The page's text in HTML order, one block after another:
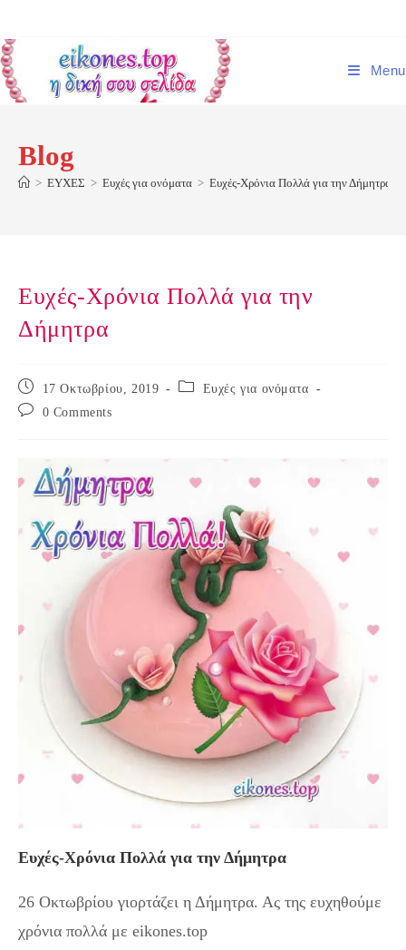
content
Menu
Blog
> ΕΥΧΕΣ > Ευχές για ονόματα > Ευχές-Χρόνια Πολλά για την Δήμητρα
Ευχές-Χρόνια Πολλά για την
Δήμητρα
Post
published:
17 Οκτωβρίου, 2019
Post
Ευχές για ονόματα
Post
0 Comments
Ευχές-Χρόνια Πολλά για την Δήμητρα
26 Οκτωβρίου γιορτάζει η Δήμητρα. Ας της ευχηθούμε
χρόνια πολλά με eikones.top